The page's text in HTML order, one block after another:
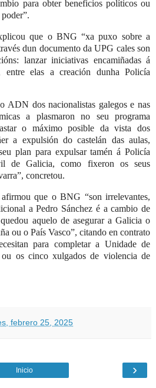
para obter beneficios políticos ou
que o BNG “xa puxo sobre a
dun documento da UPG cales son
lanzar iniciativas encamiñadas á
entre elas a creación dunha Policía
ADN dos nacionalistas galegos e nas
a plasmaron no seu programa
o máximo posible da vista dos
a expulsión do castelán das aulas,
plan para expulsar tamén á Policía
de Galicia, como fixeron os seus
concretou.
que o BNG “son irrelevantes,
a Pedro Sánchez é a cambio de
aquelo de asegurar a Galicia o
ou o País Vasco”, citando en contrato
para completar a Unidade de
os cinco xulgados de violencia de
febrero 25, 2025
›
Inicio